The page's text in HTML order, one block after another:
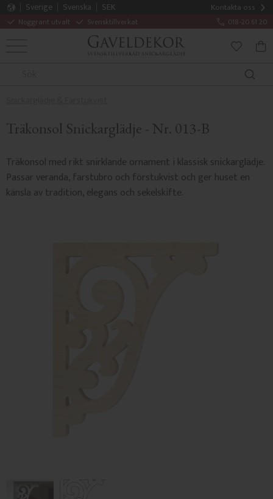
Kontakta oss
Noggrant utvalt Svensktillverkat 018-20 61 20
Sverige Svenska
SEK
MENY
Träkonsol Snickarglädje - Nr. 013-B
Träkonsol med rikt snirklande ornament i klassisk snickarglädje.
Passar veranda, farstubro och förstukvist och ger huset en
känsla av tradition, elegans och sekelskifte.